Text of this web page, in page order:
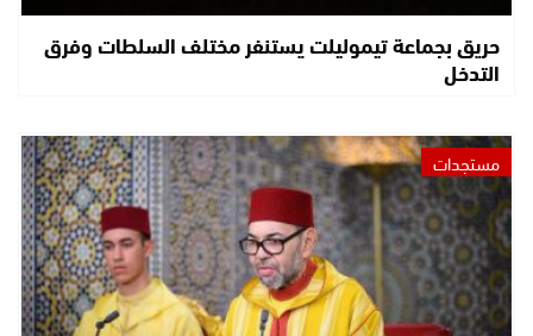
حريق بجماعة تيموليلت يستنفر مختلف السلطات وفرق
التدخل
مستجدات